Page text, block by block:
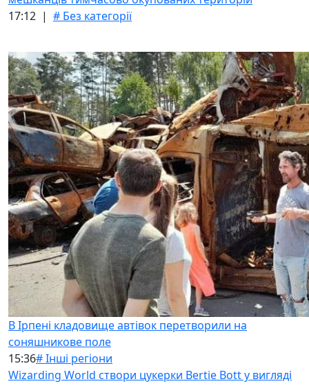
17:12 | # Без категорії
В Ірпені кладовище автівок перетворили на
соняшникове поле
15:36# Інші регіони
Wizarding World створи цукерки Bertie Bott у вигляді